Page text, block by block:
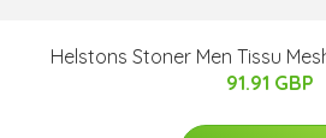
Helstons Stoner Men Tissu
91.91 GBP